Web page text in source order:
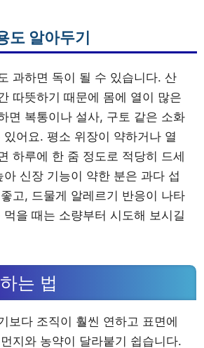
도 알아두기
과하면 독이 될 수 있습니다. 산
따뜻하기 때문에 몸에 열이 많은
면 복통이나 설사, 구토 같은 소화
어요. 평소 위장이 약하거나 열
하루에 한 줌 정도로 적당히 드세
아 신장 기능이 약한 분은 과다 섭
고, 드물게 알레르기 반응이 나타
을 때는 소량부터 시도해 보시길
는 법
보다 조직이 훨씬 연하고 표면에
지와 농약이 달라붙기 쉽습니다.